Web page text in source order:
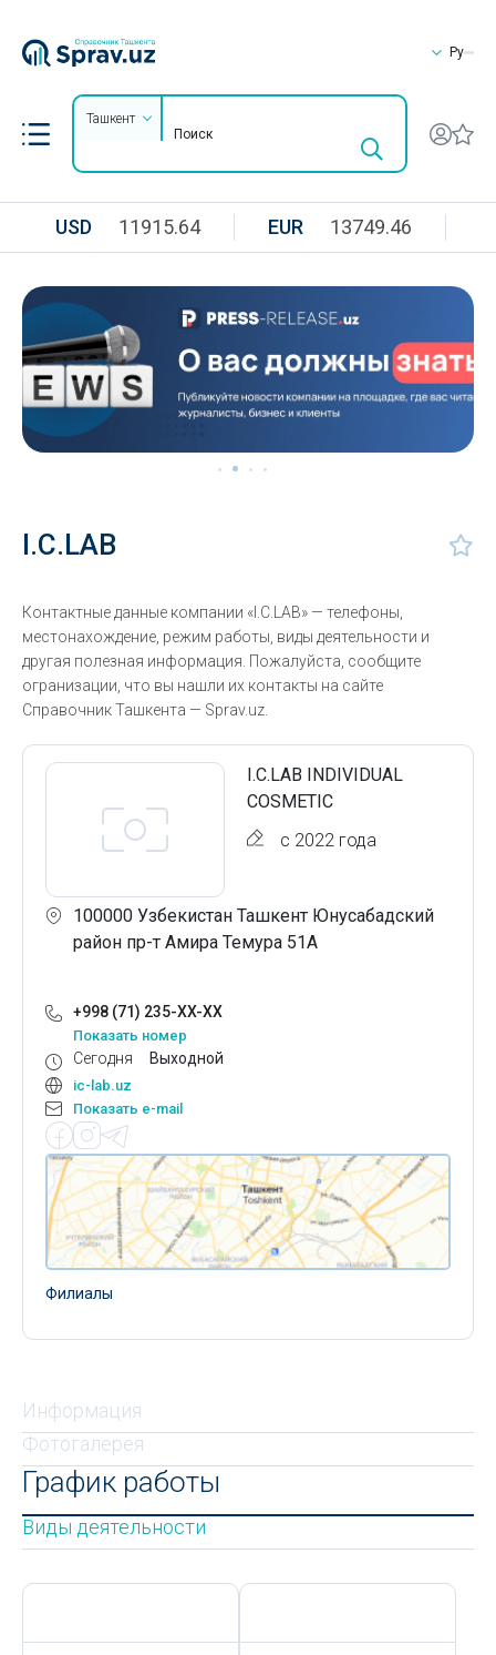
Ру
Ташкент
USD 11915.64 EUR 13749.46
I.C.LAB
Контактные данные компании «I.C.LAB» — телефоны,
местонахождение, режим работы, виды деятельности и
другая полезная информация. Пожалуйста, сообщите
огранизации, что вы нашли их контакты на сайте
Справочник Ташкента — Sprav.uz.
I.C.LAB INDIVIDUAL
COSMETIC
с 2022 года
100000 Узбекистан Ташкент Юнусабадский
район пр-т Амира Темура 51А
+998 (71) 235-XX-XX
Показать номер
Сегодня Выходной
ic-lab.uz
Показать e-mail
Филиалы
Информация
Фотогалерея
График работы
Виды деятельности